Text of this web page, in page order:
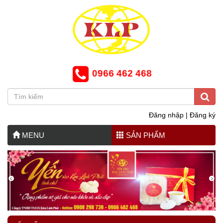
0966 462 468
Đăng nhập | Đăng ký
MENU SẢN PHẨM